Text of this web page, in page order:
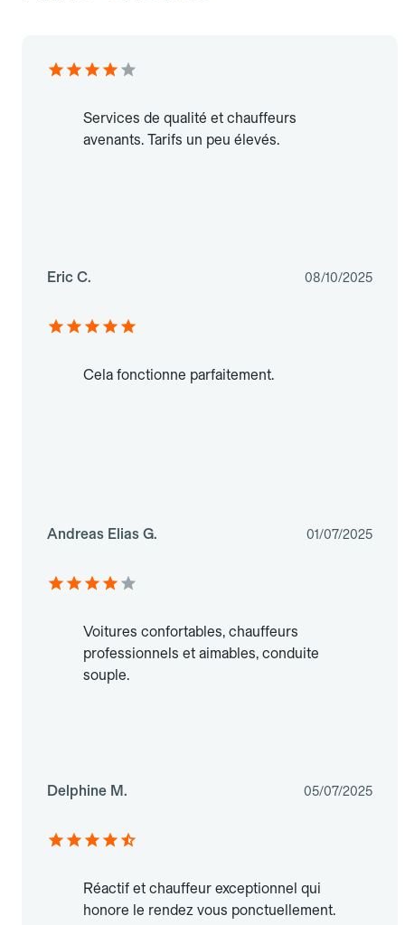
Services de qualité et chauffeurs
avenants. Tarifs un peu élevés.
Eric C. 08/10/2025
Cela fonctionne parfaitement.
Andreas Elias G. 01/07/2025
Voitures confortables, chauffeurs
professionnels et aimables, conduite
souple.
Delphine M. 05/07/2025
Réactif et chauffeur exceptionnel qui
honore le rendez vous ponctuellement.